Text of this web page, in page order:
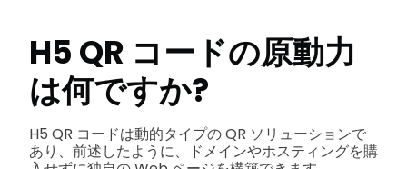
H5 QR コードの原動力
は何ですか?
H5 QR コードは動的タイプの QR ソリューションで
あり、前述したように、ドメインやホスティングを購